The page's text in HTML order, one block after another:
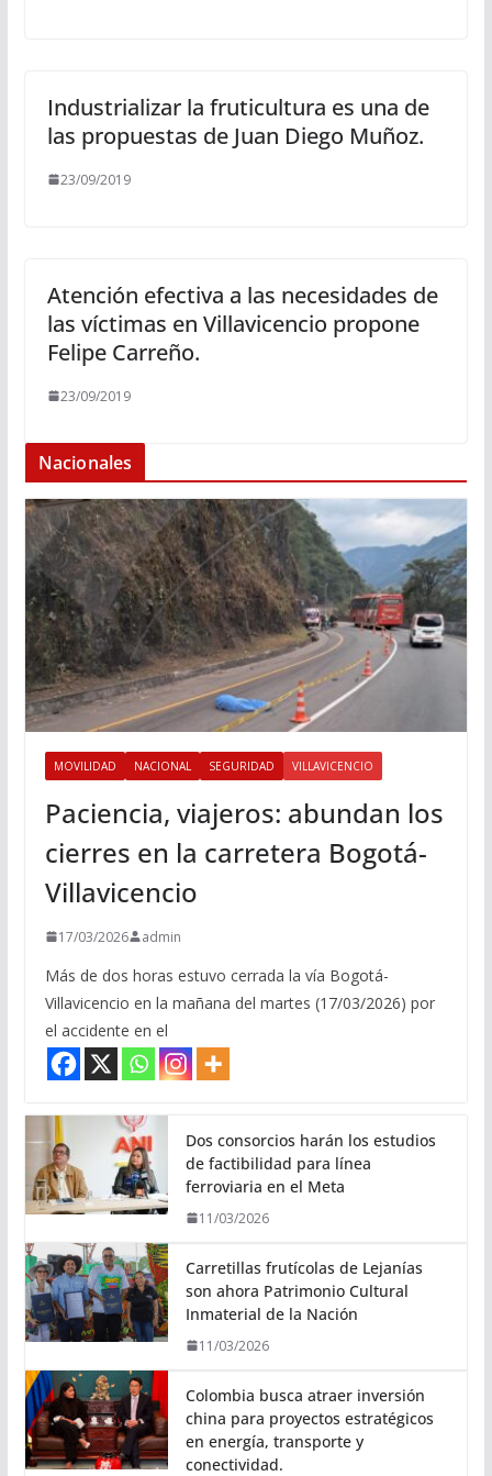
Industrializar la fruticultura es una de
las propuestas de Juan Diego Muñoz.
23/09/2019
Atención efectiva a las necesidades de
las víctimas en Villavicencio propone
Felipe Carreño.
23/09/2019
Nacionales
MOVILIDAD NACIONAL SEGURIDAD VILLAVICENCIO
Paciencia, viajeros: abundan los
cierres en la carretera Bogotá-
Villavicencio
17/03/2026 admin
Más de dos horas estuvo cerrada la vía Bogotá-
Villavicencio en la mañana del martes (17/03/2026) por
el accidente en el
Dos consorcios harán los estudios
de factibilidad para línea
ferroviaria en el Meta
11/03/2026
Carretillas frutícolas de Lejanías
son ahora Patrimonio Cultural
Inmaterial de la Nación
11/03/2026
Colombia busca atraer inversión
china para proyectos estratégicos
en energía, transporte y
conectividad.